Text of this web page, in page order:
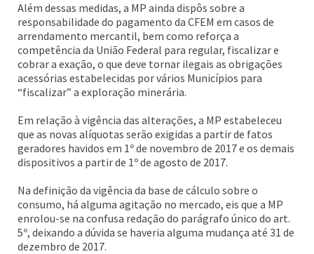
Além dessas medidas, a MP ainda dispôs sobre a
responsabilidade do pagamento da CFEM em casos de
arrendamento mercantil, bem como reforça a
competência da União Federal para regular, fiscalizar e
cobrar a exação, o que deve tornar ilegais as obrigações
acessórias estabelecidas por vários Municípios para
“fiscalizar” a exploração minerária.
Em relação à vigência das alterações, a MP estabeleceu
que as novas alíquotas serão exigidas a partir de fatos
geradores havidos em 1º de novembro de 2017 e os demais
dispositivos a partir de 1º de agosto de 2017.
Na definição da vigência da base de cálculo sobre o
consumo, há alguma agitação no mercado, eis que a MP
enrolou-se na confusa redação do parágrafo único do art.
5º, deixando a dúvida se haveria alguma mudança até 31 de
dezembro de 2017.